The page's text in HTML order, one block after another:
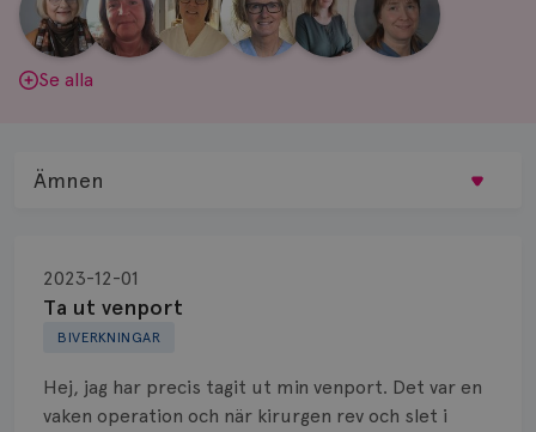
Aina
Johnsson
Anne
Andersson
Fredrika
Killander
Jeanette
Bäcklund
Maria
Edegran
Yvette
Andersson
Se alla
BIVERKNINGAR
Ta ut venport
2023-12-01
Hej, jag har precis tagit ut min venport. Det var en
vaken operation och när kirurgen rev och slet i
Ämnen
Biopsi
Biverkningar
Bröstvårta